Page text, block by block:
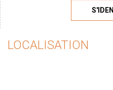
LOCALISATION